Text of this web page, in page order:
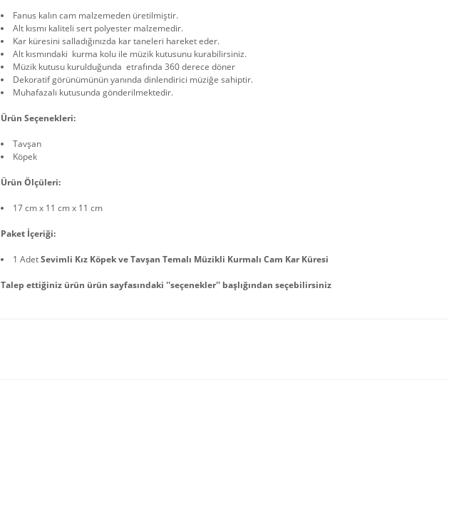
Fanus kalın cam malzemeden üretilmiştir.
Alt kısmı kaliteli sert polyester malzemedir.
Kar küresini salladığınızda kar taneleri hareket eder.
Alt kısmındaki kurma kolu ile müzik kutusunu kurabilirsiniz.
Müzik kutusu kurulduğunda etrafında 360 derece döner
Dekoratif görünümünün yanında dinlendirici müziğe sahiptir.
Muhafazalı kutusunda gönderilmektedir.
Ürün Seçenekleri:
Tavşan
Köpek
Ürün Ölçüleri:
17 cm x 11 cm x 11 cm
Paket İçeriği:
1 AdetSevimli Kız Köpek ve Tavşan Temalı Müzikli Kurmalı Cam Kar Küresi
Talep ettiğiniz ürün ürün sayfasındaki ''seçenekler'' başlığından seçebilirsiniz